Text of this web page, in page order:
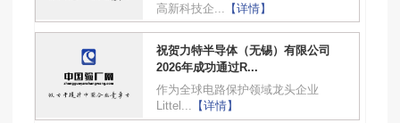
高新科技企...
【详情】
祝贺力特半导体（无锡）有限公司
2026年成功通过R...
作为全球电路保护领域龙头企业
Littel... 【详情】